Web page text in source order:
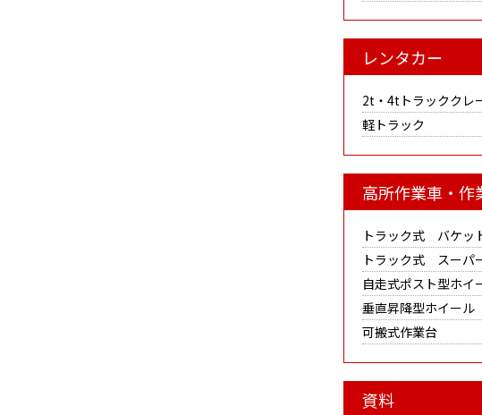
レンタカー
2t・4tトラッククレ
軽トラック
高所作業車・作
トラック式 バケッ
トラック式 スーパ
自走式ポスト型ホイ
垂直昇降型ホイール
可搬式作業台
資料